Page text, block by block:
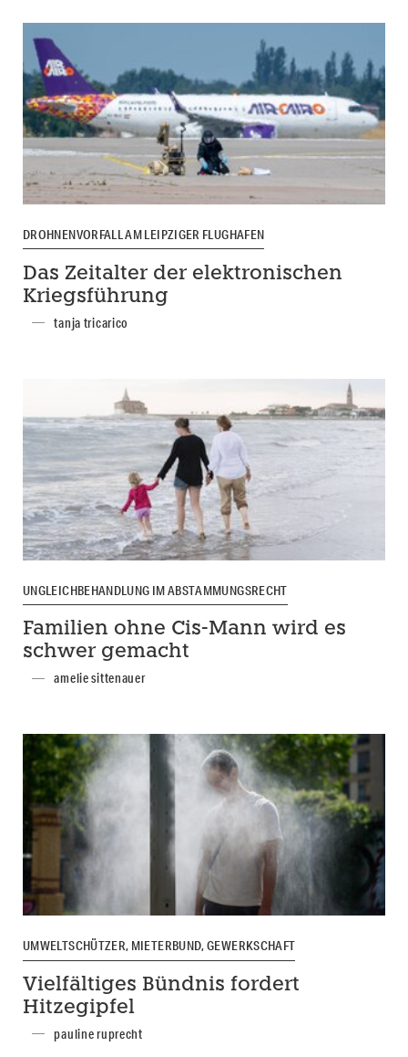
DROHNENVORFALL AM LEIPZIGER FLUGHAFEN
Das Zeitalter der elektronischen
Kriegsführung
tanja tricarico
UNGLEICHBEHANDLUNG IM ABSTAMMUNGSRECHT
Familien ohne Cis-Mann wird es
schwer gemacht
amelie sittenauer
UMWELTSCHÜTZER, MIETERBUND, GEWERKSCHAFT
Vielfältiges Bündnis fordert
Hitzegipfel
pauline ruprecht